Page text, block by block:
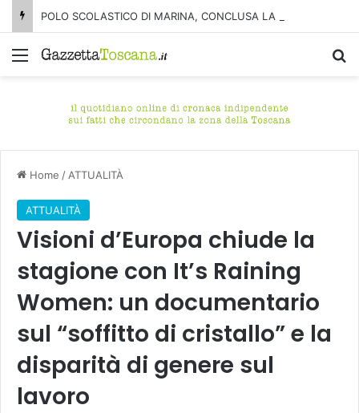
Menu
Home / ATTUALITÀ
ATTUALITÀ
Visioni d’Europa chiude la
stagione con It’s Raining
Women: un documentario
sul “soffitto di cristallo” e la
disparità di genere sul
lavoro